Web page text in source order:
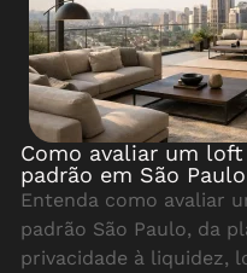
Como avaliar um
padrão em São Paulo
Entenda como avaliar
padrão São Paulo, da
privacidade à liquidez,